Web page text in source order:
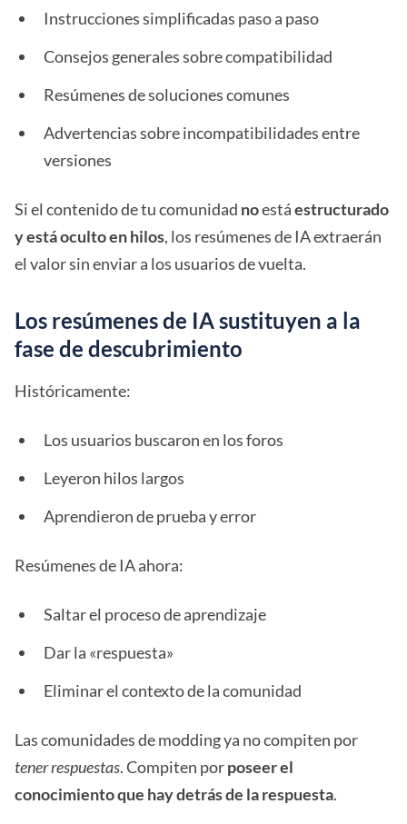
Instrucciones simplificadas paso a paso
Consejos generales sobre compatibilidad
Resúmenes de soluciones comunes
Advertencias sobre incompatibilidades entre
versiones
Si el contenido de tu comunidad noestáestructurado
y está oculto en hilos, los resúmenes de IA extraerán
el valor sin enviar a los usuarios de vuelta.
Los resúmenes de IA sustituyen a la
fase de descubrimiento
Históricamente:
Los usuarios buscaron en los foros
Leyeron hilos largos
Aprendieron de prueba y error
Resúmenes de IA ahora:
Saltar el proceso de aprendizaje
Dar la «respuesta»
Eliminar el contexto de la comunidad
Las comunidades de modding ya no compiten por
tener respuestas. Compiten porposeer el
conocimiento que hay detrás de la respuesta.